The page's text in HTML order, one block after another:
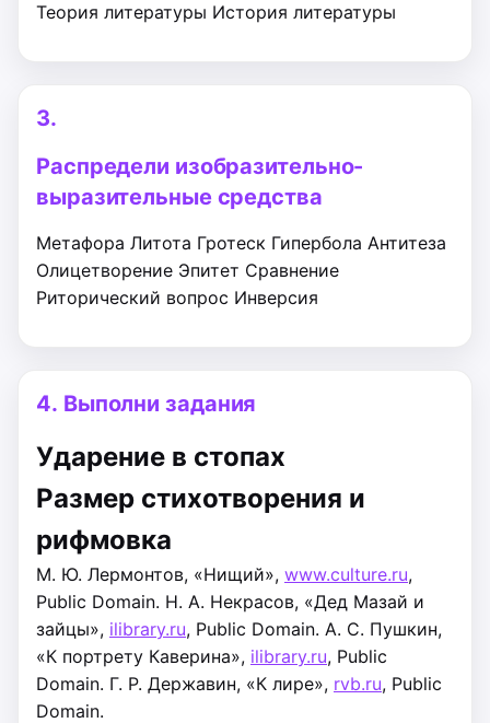
Теория литературы История литературы
3.
Распредели изобразительно-
выразительные средства
Метафора Литота Гротеск Гипербола Антитеза
Олицетворение Эпитет Сравнение
Риторический вопрос Инверсия
4. Выполни задания
Ударение в стопах
Размер стихотворения и
рифмовка
М. Ю. Лермонтов, «Нищий», www.culture.ru,
Public Domain. Н. А. Некрасов, «Дед Мазай и
зайцы», ilibrary.ru, Public Domain. А. С. Пушкин,
«К портрету Каверина», ilibrary.ru, Public
Domain. Г. Р. Державин, «К лире», rvb.ru, Public
Domain.